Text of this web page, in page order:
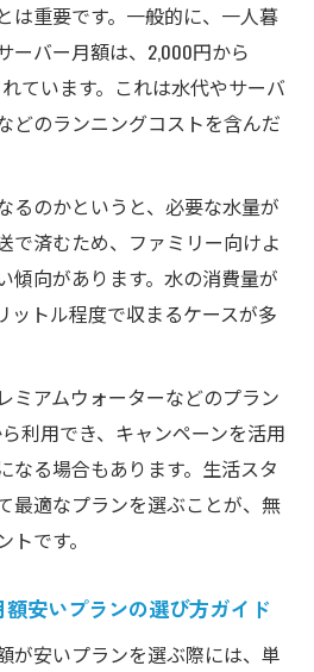
は重要です。一般的に、一人暮
ーバー月額は、2,000円から
ています。これは水代やサーバ
どのランニングコストを含んだ
るのかというと、必要な水量が
で済むため、ファミリー向けよ
傾向があります。水の消費量が
ットル程度で収まるケースが多
ミアムウォーターなどのプラン
利用でき、キャンペーンを活用
なる場合もあります。生活スタ
最適なプランを選ぶことが、無
です。
安いプランの選び方ガイド
が安いプランを選ぶ際には、単